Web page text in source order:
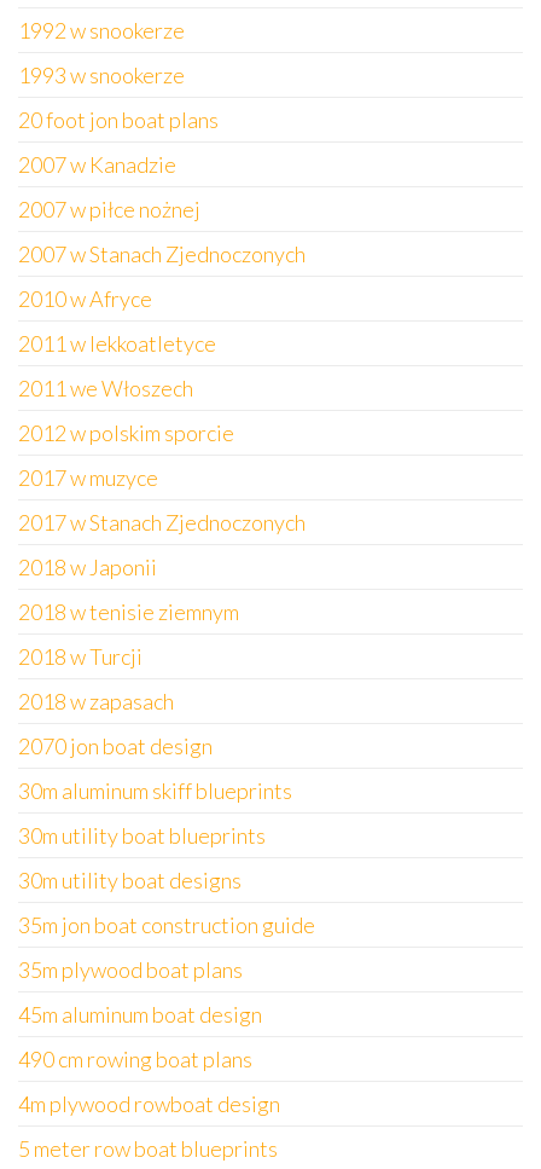
1992 w snookerze
1993 w snookerze
20 foot jon boat plans
2007 w Kanadzie
2007 w piłce nożnej
2007 w Stanach Zjednoczonych
2010 w Afryce
2011 w lekkoatletyce
2011 we Włoszech
2012 w polskim sporcie
2017 w muzyce
2017 w Stanach Zjednoczonych
2018 w Japonii
2018 w tenisie ziemnym
2018 w Turcji
2018 w zapasach
2070 jon boat design
30m aluminum skiff blueprints
30m utility boat blueprints
30m utility boat designs
35m jon boat construction guide
35m plywood boat plans
45m aluminum boat design
490 cm rowing boat plans
4m plywood rowboat design
5 meter row boat blueprints